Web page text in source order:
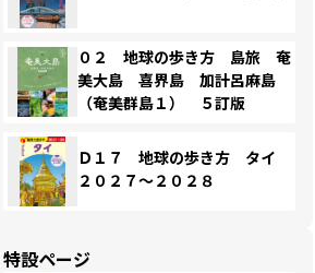
０２ 地球の歩き方 島旅 奄
美大島 喜界島 加計呂麻島
（奄美群島１） ５訂版
Ｄ１７ 地球の歩き方 タイ
２０２７～２０２８
特設ページ